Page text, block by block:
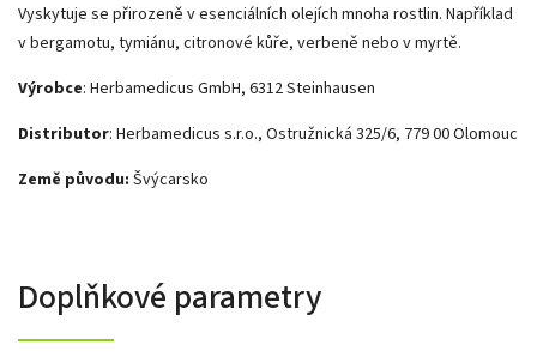
Vyskytuje se přirozeně v esenciálních olejích mnoha rostlin. Například
v bergamotu, tymiánu, citronové kůře, verbeně nebo v myrtě.
Výrobce: Herbamedicus GmbH, 6312 Steinhausen
Distributor: Herbamedicus s.r.o., Ostružnická 325/6, 779 00 Olomouc
Země původu: Švýcarsko
Doplňkové parametry